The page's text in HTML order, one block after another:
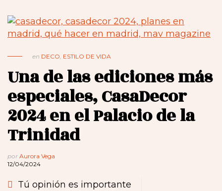
en DECO, ESTILO DE VIDA
Una de las ediciones más
especiales, CasaDecor
2024 en el Palacio de la
Trinidad
por Aurora Vega
12/04/2024
Tú opinión es importante